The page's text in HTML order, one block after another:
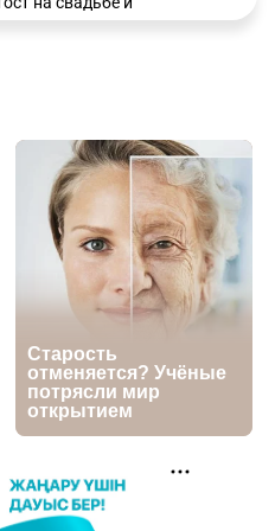
дело
Предлагаем обзор
августа
телеграмму
и близким Халық
об открытии своей
в Астане
оформить